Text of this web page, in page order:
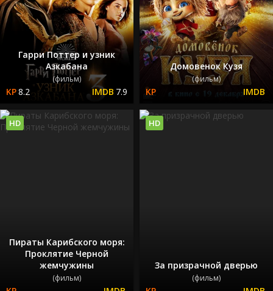
Гарри Поттер и узник
Азкабана
(фильм)
8.2 7.9
Домовенок Кузя
(фильм)
Пираты Карибского моря:
Проклятие Черной
жемчужины
(фильм)
HD
За призрачной дверью
(фильм)
HD